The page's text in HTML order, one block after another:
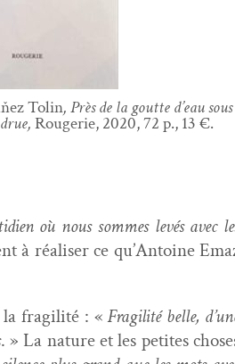
Tolin, Près de la goutte d’eau sous
Rougerie, 2020, 72 p., 13 €.
où nous sommes lev­és avec
à réalis­er ce qu’An­toine
la fragilité : «Fragilité belle,
. » La nature et les petites